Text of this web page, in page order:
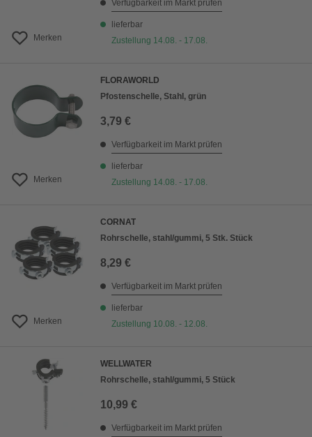
Merken
Verfügbarkeit im Markt prüfen
lieferbar
Zustellung 14.08. - 17.08.
Merken
FLORAWORLD
Pfostenschelle, Stahl, grün
3,79 €
Verfügbarkeit im Markt prüfen
lieferbar
Zustellung 14.08. - 17.08.
Merken
CORNAT
Rohrschelle, stahl/gummi, 5 Stk. Stück
8,29 €
Verfügbarkeit im Markt prüfen
lieferbar
Zustellung 10.08. - 12.08.
WELLWATER
Rohrschelle, stahl/gummi, 5 Stück
10,99 €
Verfügbarkeit im Markt prüfen